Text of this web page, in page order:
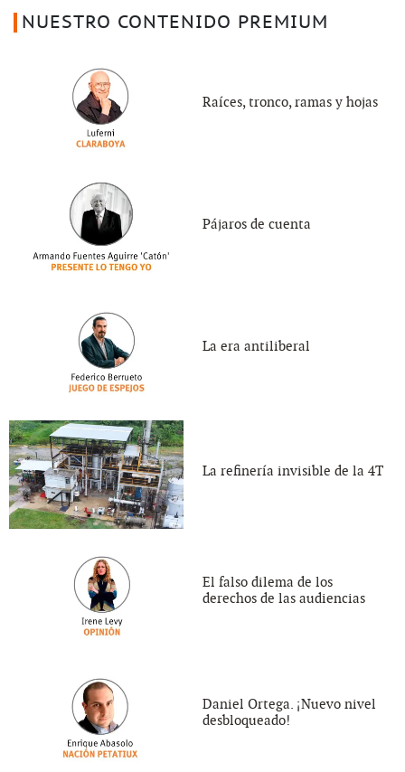
NUESTRO CONTENIDO PREMIUM
Raíces, tronco, ramas y hojas
Pájaros de cuenta
La era antiliberal
La refinería invisible de la 4T
El falso dilema de los
derechos de las audiencias
Daniel Ortega. ¡Nuevo nivel
desbloqueado!